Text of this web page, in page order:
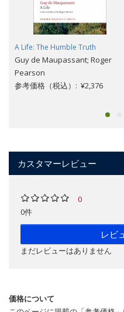
A Life: The Humble Truth
Guy de Maupassant; Roger
Pearson
参考価格（税込）: ¥2,376
カスタマーレビュー
0
0件
レビ
まだレビューはありません
価格について